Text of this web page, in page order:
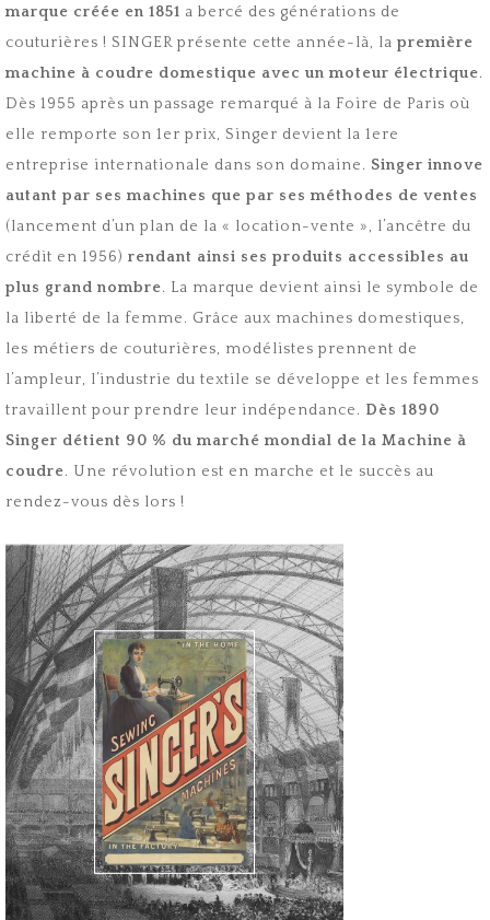
marque créée en 1851 a bercé des générations de
couturières ! SINGER présente cette année-là, la première
machine à coudre domestique avec un moteur électrique.
Dès 1955 après un passage remarqué à la Foire de Paris où
elle remporte son 1er prix, Singer devient la 1ere
entreprise internationale dans son domaine. Singer innove
autant par ses machines que par ses méthodes de ventes
(lancement d’un plan de la « location-vente », l’ancêtre du
crédit en 1956) rendant ainsi ses produits accessibles au
plus grand nombre. La marque devient ainsi le symbole de
la liberté de la femme. Grâce aux machines domestiques,
les métiers de couturières, modélistes prennent de
l’ampleur, l’industrie du textile se développe et les femmes
travaillent pour prendre leur indépendance. Dès 1890
Singer détient 90 % du marché mondial de la Machine à
coudre. Une révolution est en marche et le succès au
rendez-vous dès lors !